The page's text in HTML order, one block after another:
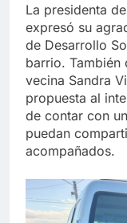
La presidenta
expresó su
de Desarrollo
barrio. También
vecina Sandra
propuesta al
de contar con
puedan
acompañados.